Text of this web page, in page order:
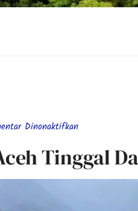
Dinonaktifkan
Tinggal